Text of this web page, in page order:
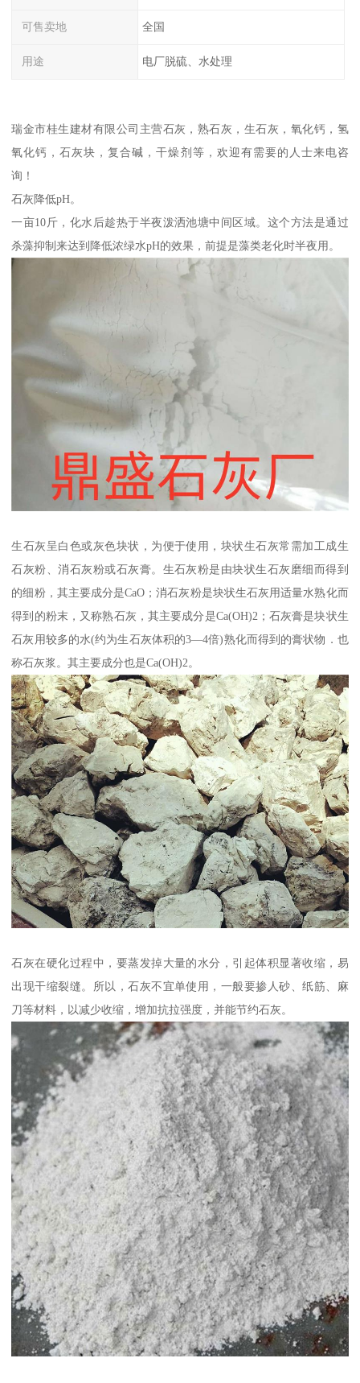
可售卖地 全国
用途 电厂脱硫、水处理
瑞金市桂生建材有限公司主营石灰，熟石灰，生石灰，氧化钙，氢
氧化钙，石灰块，复合碱，干燥剂等，欢迎有需要的人士来电咨
询！
石灰降低pH。
一亩10斤，化水后趁热于半夜泼洒池塘中间区域。这个方法是通过
杀藻抑制来达到降低浓绿水pH的效果，前提是藻类老化时半夜用。
生石灰呈白色或灰色块状，为便于使用，块状生石灰常需加工成生
石灰粉、消石灰粉或石灰膏。生石灰粉是由块状生石灰磨细而得到
的细粉，其主要成分是CaO；消石灰粉是块状生石灰用适量水熟化而
得到的粉末，又称熟石灰，其主要成分是Ca(OH)2；石灰膏是块状生
石灰用较多的水(约为生石灰体积的3—4倍)熟化而得到的膏状物．也
称石灰浆。其主要成分也是Ca(OH)2。
石灰在硬化过程中，要蒸发掉大量的水分，引起体积显著收缩，易
出现干缩裂缝。所以，石灰不宜单使用，一般要掺人砂、纸筋、麻
刀等材料，以减少收缩，增加抗拉强度，并能节约石灰。